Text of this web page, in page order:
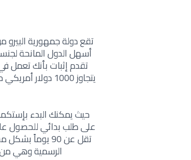
تقع دولة جمهورية
أسهل الدول المانحة
تقدم إثبات بأنك تعمل
يتجاوز 1000
حيث يمكنك البدء
على طلب بدائي للحصول
تقل عن 90
الرسمية وهي من